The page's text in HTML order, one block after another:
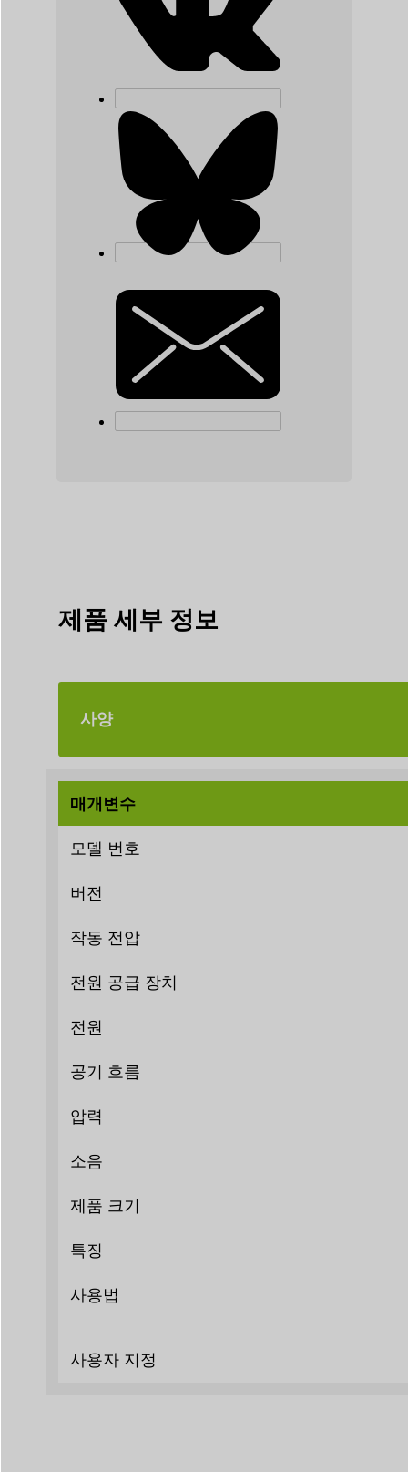
제품 세부 정보
사양
매개변수
모델 번호
버전
작동 전압
전원 공급 장치
전원
공기 흐름
압력
소음
제품 크기
특징
사용법
사용자 지정